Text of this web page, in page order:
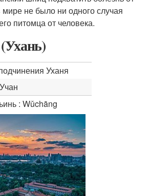
мире не было ни одного случая
питомца от человека.
Уханя
Учан
: Wǔchāng